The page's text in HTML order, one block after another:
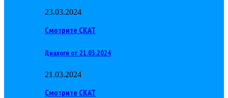
23.03.2024
Смотрите СКАТ
Диалоги от 21.03.2024
21.03.2024
Смотрите СКАТ